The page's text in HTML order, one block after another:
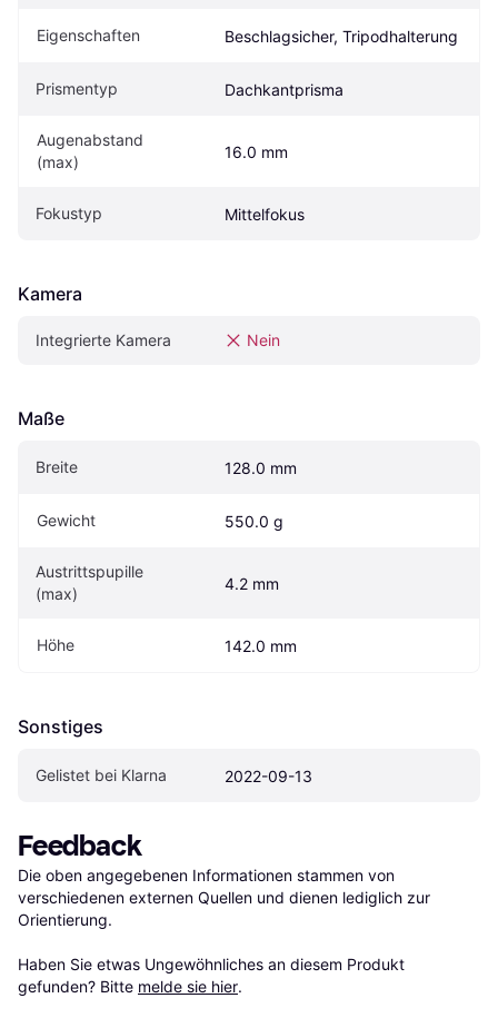
Eigen­schaften Beschlagsicher, Tripodhalterung
Prismentyp Dachkantprisma
Augenabstand
(max)
16.0 mm
Fokustyp Mittelfokus
Kamera
Integrierte Kamera Nein
Maße
Breite 128.0 mm
Gewicht 550.0 g
Austrittspupille
(max)
4.2 mm
Höhe 142.0 mm
Sonstiges
Gelistet bei Klarna 2022-09-13
Feedback
Die oben angegebenen Informationen stammen von
verschiedenen externen Quellen und dienen lediglich zur
Orientierung.
Haben Sie etwas Ungewöhnliches an diesem Produkt
gefunden? Bitte melde sie hier.